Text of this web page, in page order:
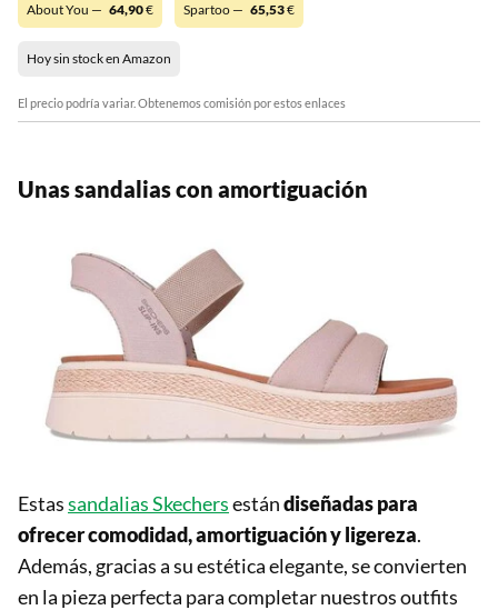
About You — 64,90€ Spartoo — 65,53€
Hoy sin stock en Amazon
El precio podría variar. Obtenemos comisión por estos enlaces
Unas sandalias con amortiguación
Estassandalias Skechersestándiseñadas para
ofrecer comodidad, amortiguación y ligereza.
Además, gracias a su estética elegante, se convierten
en la pieza perfecta para completar nuestros outfits